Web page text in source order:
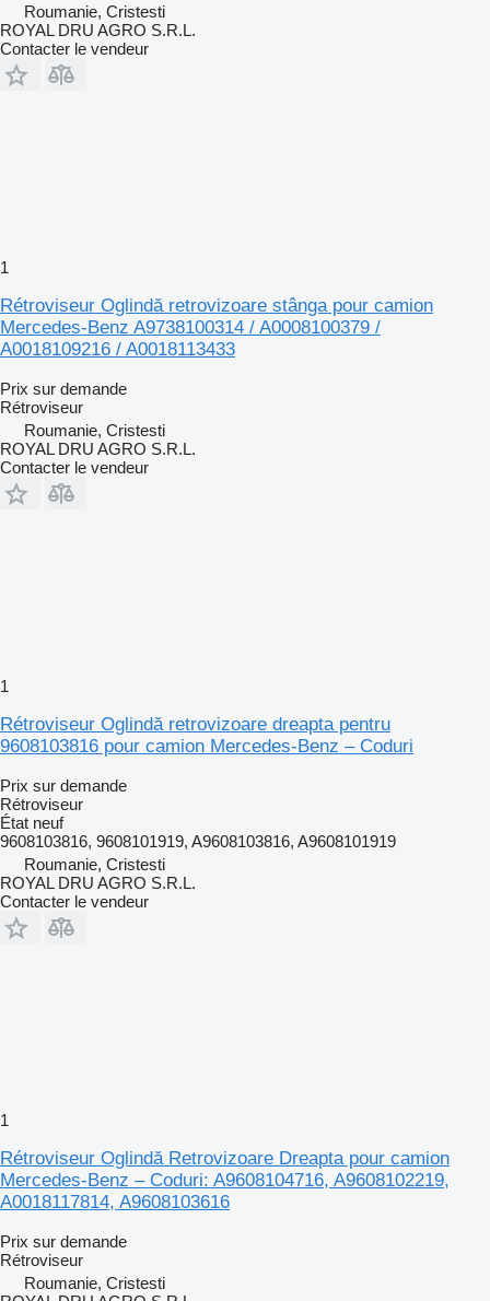
Roumanie, Cristesti
ROYAL DRU AGRO S.R.L.
Contacter le vendeur
1
Rétroviseur Oglindă retrovizoare stânga pour camion
Mercedes-Benz A9738100314 / A0008100379 /
A0018109216 / A0018113433
Prix sur demande
Rétroviseur
Roumanie, Cristesti
ROYAL DRU AGRO S.R.L.
Contacter le vendeur
1
Rétroviseur Oglindă retrovizoare dreapta pentru
9608103816 pour camion Mercedes-Benz – Coduri
Prix sur demande
Rétroviseur
État neuf
9608103816, 9608101919, A9608103816, A9608101919
Roumanie, Cristesti
ROYAL DRU AGRO S.R.L.
Contacter le vendeur
1
Rétroviseur Oglindă Retrovizoare Dreapta pour camion
Mercedes-Benz – Coduri: A9608104716, A9608102219,
A0018117814, A9608103616
Prix sur demande
Rétroviseur
Roumanie, Cristesti